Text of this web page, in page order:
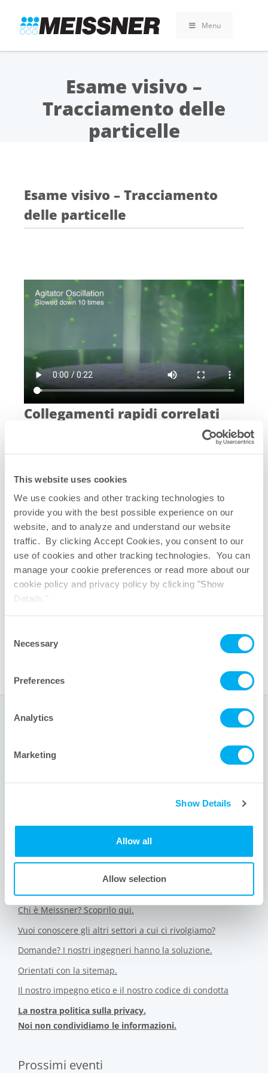
This website uses cookies
We use cookies and other tracking technologies to
provide you with the best possible experience on our
website, and to analyze and understand our website
traffic. By clicking Accept Cookies, you consent to our
use of cookies and other tracking technologies. You can
manage your cookie preferences or read more about our
cookie policy and privacy policy by clicking "Show
Details."
Selection
Necessary
Preferences
Analytics
Marketing
Show Details
Allow all
Allow selection
search
footer
contenuto
Menu
Esame visivo –
Tracciamento delle
particelle
Esame visivo – Tracciamento
delle particelle
Collegamenti rapidi correlati
Sistema di miscelazione monouso Saltus®
Studio CFD su Saltus
Studio CFD su Saltus®– Prova di taglio a 6
Hz
Omogeneizzazione a 6 Hz – Oscillazione
doppia
Omogeneizzazione a 12 Hz – Oscillazione
singola
Brochure sui sistemi di miscelazione
Saltus®Mixer monouso Sommario
Rapporto di analisi dello studio CFD di
Saltus
Sede centrale
1001 Flynn Road
info@meissner.com
Collegamenti al sito
Chi è Meissner? Scoprilo qui.
Vuoi conoscere gli altri settori a cui ci rivolgiamo?
Domande? I nostri ingegneri hanno la soluzione.
Orientati con la sitemap.
Il nostro impegno etico e il nostro codice di condotta
La nostra politica sulla privacy.
Noi non condividiamo le informazioni.
Prossimi eventi